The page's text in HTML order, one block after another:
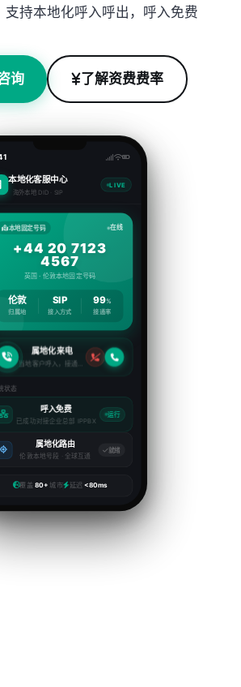
支持本地化呼入呼出，呼入免费
询 了解资费费率
本地化客服中心
海外本地 DID · SIP
LIVE
本地固定号码 在线
+44 20 7123
4567
英国 · 伦敦本地固定号码
伦敦
归属地
SIP
接入方式
99%
接通率
属地化来电
状态
呼入免费
已成功对接企业总部 IPPBX
运行
属地化路由
伦敦本地号段 · 全球互通
就绪
覆盖 80+城市 延迟<80ms